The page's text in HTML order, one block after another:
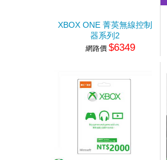
XBOX ONE 菁英無線控制
器系列2
網路價 $6349